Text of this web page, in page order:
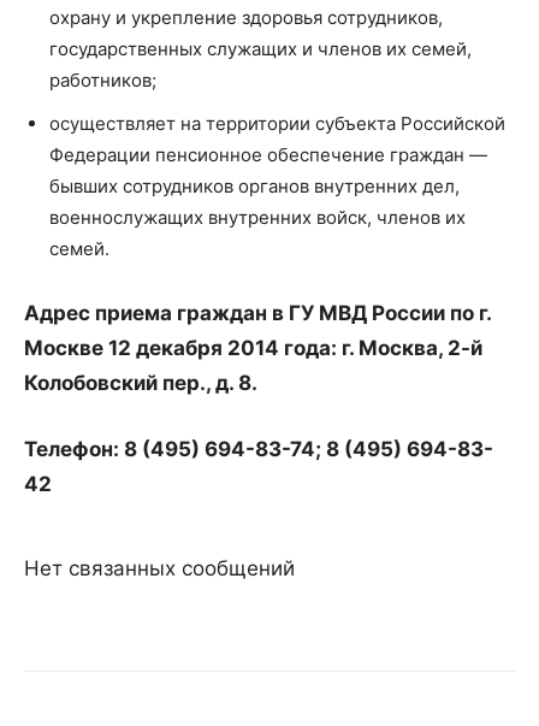
охрану и укрепление здоровья сотрудников,
государственных служащих и членов их семей,
работников;
осуществляет на территории субъекта Российской
Федерации пенсионное обеспечение граждан —
бывших сотрудников органов внутренних дел,
военнослужащих внутренних войск, членов их
семей.
Адрес приема граждан в ГУ МВД России по г.
Москве 12 декабря 2014 года: г. Москва, 2-й
Колобовский пер., д. 8.
Телефон: 8 (495) 694-83-74; 8 (495) 694-83-
42
Нет связанных сообщений